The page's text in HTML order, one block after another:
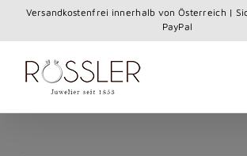
content
Versandkostenfrei innerhalb von Österreich |
PayPal